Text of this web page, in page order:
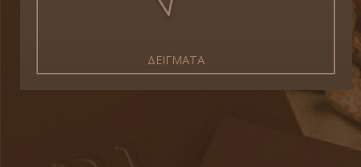
ΔΕΙΓΜΑΤΑ